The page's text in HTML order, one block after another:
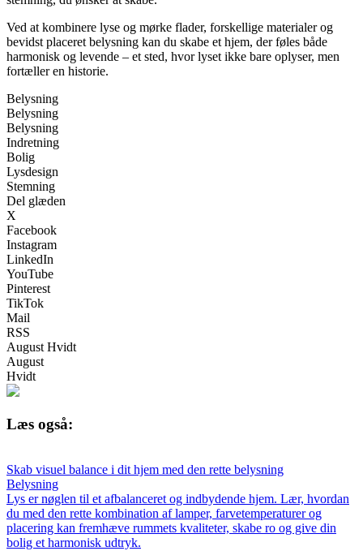
Ved at kombinere lyse og mørke flader, forskellige materialer og
bevidst placeret belysning kan du skabe et hjem, der føles både
harmonisk og levende – et sted, hvor lyset ikke bare oplyser, men
fortæller en historie.
Belysning
Belysning
Belysning
Indretning
Bolig
Lysdesign
Stemning
Del glæden
X
Facebook
Instagram
LinkedIn
YouTube
Pinterest
TikTok
Mail
RSS
August Hvidt
August
Hvidt
Læs også:
Skab visuel balance i dit hjem med den rette belysning
Belysning
Lys er nøglen til et afbalanceret og indbydende hjem. Lær, hvordan
du med den rette kombination af lamper, farvetemperaturer og
placering kan fremhæve rummets kvaliteter, skabe ro og give din
bolig et harmonisk udtryk.